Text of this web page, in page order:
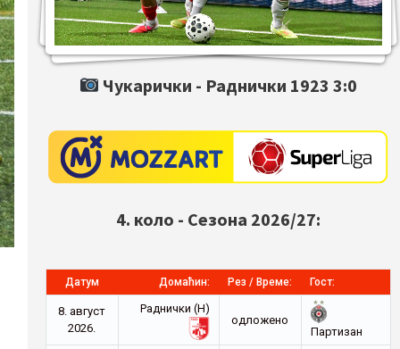
Чукарички - Раднички 1923 3:0
4. коло - Сезона 2026/27:
Датум Домаћин: Рез / Време: Гост:
8. август
2026.
Раднички (Н)
oдложено
Партизан